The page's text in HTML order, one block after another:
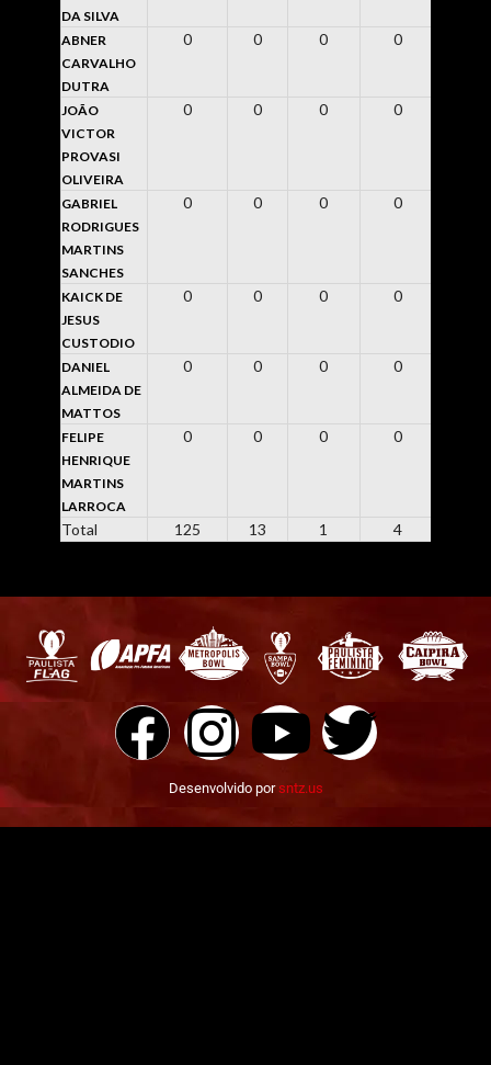
DA SILVA
ABNER
CARVALHO
DUTRA
0 0 0 0
JOÃO
VICTOR
PROVASI
OLIVEIRA
0 0 0 0
GABRIEL
RODRIGUES
MARTINS
SANCHES
0 0 0 0
KAICK DE
JESUS
CUSTODIO
0 0 0 0
DANIEL
ALMEIDA DE
MATTOS
0 0 0 0
FELIPE
HENRIQUE
MARTINS
LARROCA
0 0 0 0
Total 125 13 1 4
Desenvolvido porsntz.us